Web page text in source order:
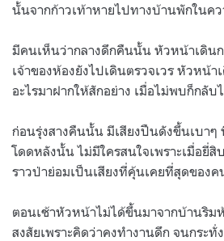
นั้นจากก้าวเท้าหายไปทางบ้านพักในค
มีคนเห็นว่ากลางดึกคืนนั้น หัวหน้าเดิน
เจ้าของห้องยังไปเดินตรวจเวร หัวหน้า
อะไรมาฝากให้สักอย่าง เมื่อไม่พบก็กลั
ก่อนรุ่งสางคืนนั้น มีเสียงปืนดังขึ้นเบาๆ
โดดหลังนั้น ไม่มีใครสนใจเพราะเมื่อยี่
ราวป่าย่อมเป็นเสียงที่คุ้นเคยที่สุดของ
ตอนเช้าหัวหน้าไม่ได้ขึ้นมาจากบ้านริม
สงสัยเพราะคิดว่าคงทำงานดึก จนกระทั่